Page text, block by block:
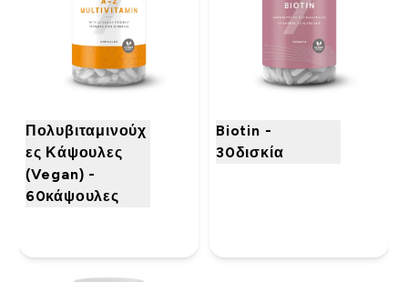
Πολυβιταμινούχ
ες Κάψουλες
(Vegan) -
60κάψουλες
Biotin -
30δισκία